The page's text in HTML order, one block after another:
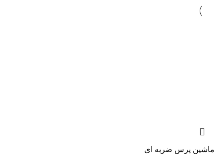
ماشین پرس ضربه ای